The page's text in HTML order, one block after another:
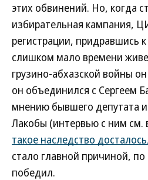
этих обвинений. Но, когда
избирательная кампания,
регистрации, придравшись
слишком мало времени
грузино-абхазской войны
он объединился с Сергеем
мнению бывшего депутата
Лакобы (интервью с ним см.
такое наследство
стало главной причиной,
победил.